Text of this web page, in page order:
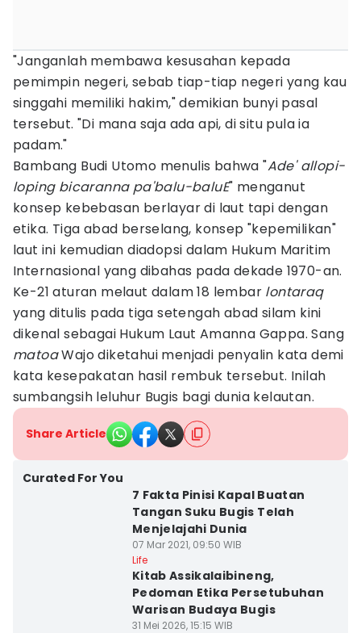
"Janganlah membawa kesusahan kepada
pemimpin negeri, sebab tiap-tiap negeri yang kau
singgahi memiliki hakim," demikian bunyi pasal
tersebut. "Di mana saja ada api, di situ pula ia
padam."
Bambang Budi Utomo menulis bahwa "Ade' allopi-
loping bicaranna pa'balu-baluE" menganut
konsep kebebasan berlayar di laut tapi dengan
etika. Tiga abad berselang, konsep "kepemilikan"
laut ini kemudian diadopsi dalam Hukum Maritim
Internasional yang dibahas pada dekade 1970-an.
Ke-21 aturan melaut dalam 18 lembar lontaraq
yang ditulis pada tiga setengah abad silam kini
dikenal sebagai Hukum Laut Amanna Gappa. Sang
matoaWajo diketahui menjadi penyalin kata demi
kata kesepakatan hasil rembuk tersebut. Inilah
sumbangsih leluhur Bugis bagi dunia kelautan.
Share Article
Curated For You
7 Fakta Pinisi Kapal Buatan
Tangan Suku Bugis Telah
Menjelajahi Dunia
07 Mar 2021, 09:50 WIB
Life
Kitab Assikalaibineng,
Pedoman Etika Persetubuhan
Warisan Budaya Bugis
31 Mei 2026, 15:15 WIB